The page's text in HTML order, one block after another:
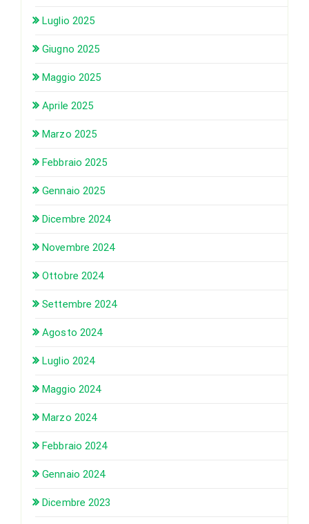
Luglio 2025
Giugno 2025
Maggio 2025
Aprile 2025
Marzo 2025
Febbraio 2025
Gennaio 2025
Dicembre 2024
Novembre 2024
Ottobre 2024
Settembre 2024
Agosto 2024
Luglio 2024
Maggio 2024
Marzo 2024
Febbraio 2024
Gennaio 2024
Dicembre 2023